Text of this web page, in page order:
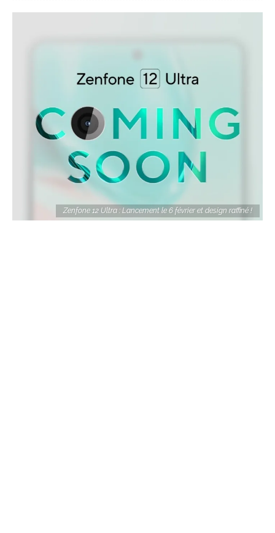
Zenfone 12 Ultra : Lancement le 6 février et design raffiné !